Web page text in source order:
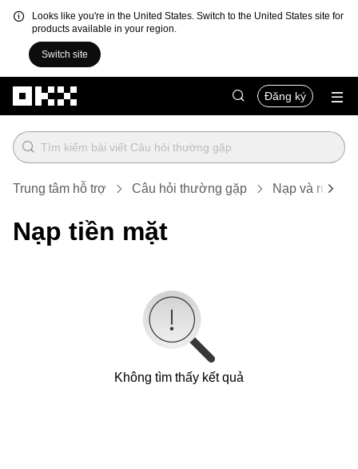
Looks like you're in the United States. Switch to the United States site for
products available in your region.
Switch site
Đăng ký
Trung tâm hỗ trợ Câu hỏi thường gặp Nạp và rút tiền
Nạp tiền mặt
Không tìm thấy kết quả